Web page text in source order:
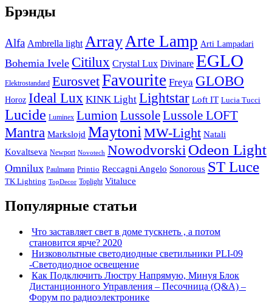
Брэнды
Alfa Ambrella light Array Arte Lamp Arti Lampadari
Bohemia Ivele Citilux Crystal Lux Divinare EGLO
Elektrostandard EurosvetFavourite Freya GLOBO
Horoz Ideal Lux KINK Light Lightstar Loft IT Lucia Tucci
Lucide Luminex Lumion LussoleLussole LOFT
Mantra Markslojd Maytoni MW-Light Natali
Kovaltseva Newport Novotech Nowodvorski Odeon Light
Omnilux Paulmann Printio Reccagni Angelo Sonorous ST Luce
TK Lighting TopDecor Toplight Vitaluce
Популярные статьи
Что заставляет свет в доме тускнеть , а потом
становится ярче? 2020
Низковольтные светодиодные светильники PLI-09
-Светодиодное освещение
Как Подключить Люстру Напрямую, Минуя Блок
Дистанционного Управления – Песочница (Q&A) –
Форум по радиоэлектронике